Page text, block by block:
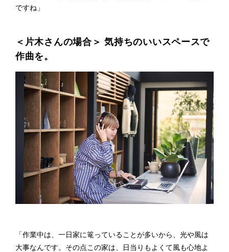
ですね」
＜片木さんの場合＞ 気持ちのいいスペースで
作曲を。
「作業中は、一日家に篭っていることが多いから、光や風は
大事なんです。その点この家は、日当りもよくて風も心地よ